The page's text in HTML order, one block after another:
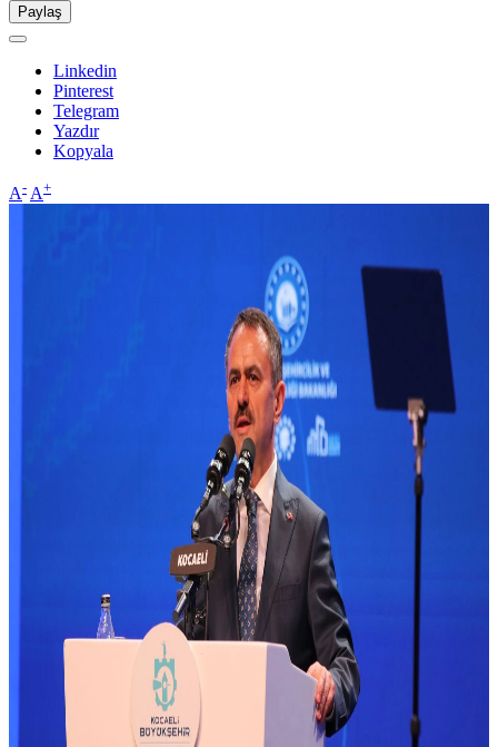
Paylaş
Linkedin
Pinterest
Telegram
Yazdır
Kopyala
A- A+